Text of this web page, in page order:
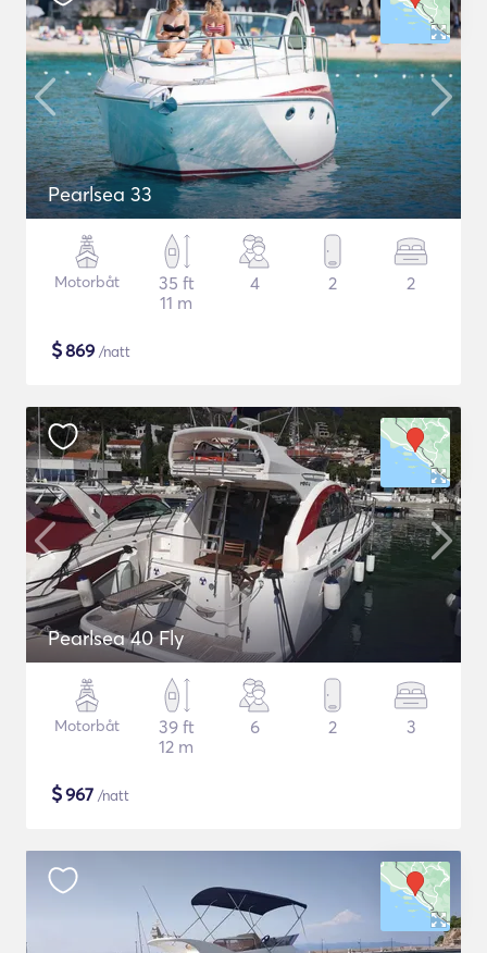
Pearlsea 33
Motorbåt
35 ft
11 m
4 2 2
$869 /natt
Pearlsea 40 Fly
Motorbåt
39 ft
12 m
6 2 3
$967 /natt